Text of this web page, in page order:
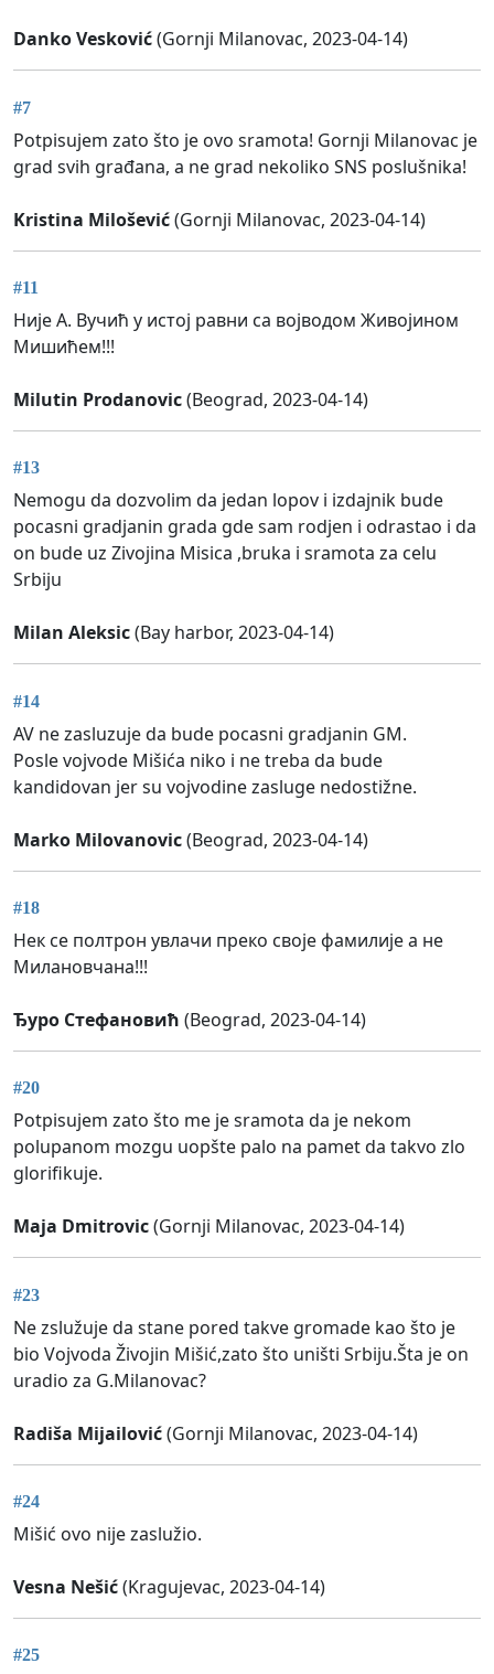
Danko Vesković(Gornji Milanovac, 2023-04-14)
#7
Potpisujem zato što je ovo sramota! Gornji Milanovac je
grad svih građana, a ne grad nekoliko SNS poslušnika!
Kristina Milošević(Gornji Milanovac, 2023-04-14)
#11
Није А. Вучић у истој равни са војводом Живојином
Мишићем!!!
Milutin Prodanovic(Beograd, 2023-04-14)
#13
Nemogu da dozvolim da jedan lopov i izdajnik bude
pocasni gradjanin grada gde sam rodjen i odrastao i da
on bude uz Zivojina Misica ,bruka i sramota za celu
Srbiju
Milan Aleksic(Bay harbor, 2023-04-14)
#14
AV ne zasluzuje da bude pocasni gradjanin GM.
Posle vojvode Mišića niko i ne treba da bude
kandidovan jer su vojvodine zasluge nedostižne.
Marko Milovanovic(Beograd, 2023-04-14)
#18
Нек се полтрон увлачи преко своје фамилије а не
Милановчана!!!
Ђуро Стефановић (Beograd, 2023-04-14)
#20
Potpisujem zato što me je sramota da je nekom
polupanom mozgu uopšte palo na pamet da takvo zlo
glorifikuje.
Maja Dmitrovic(Gornji Milanovac, 2023-04-14)
#23
Ne zslužuje da stane pored takve gromade kao što je
bio Vojvoda Živojin Mišić,zato što uništi Srbiju.Šta je on
uradio za G.Milanovac?
Radiša Mijailović(Gornji Milanovac, 2023-04-14)
#24
Mišić ovo nije zaslužio.
Vesna Nešić(Kragujevac, 2023-04-14)
#25